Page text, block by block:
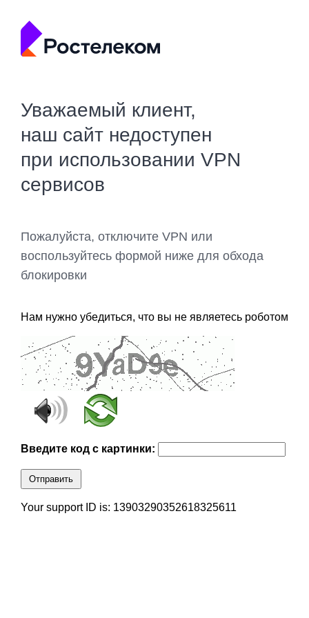
Уважаемый клиент,
наш сайт недоступен
при использовании VPN
сервисов
Пожалуйста, отключите VPN или
воспользуйтесь формой ниже для обхода
блокировки
Нам нужно убедиться, что вы не являетесь роботом
Введите код с картинки:
Отправить
Your support ID is: 13903290352618325611